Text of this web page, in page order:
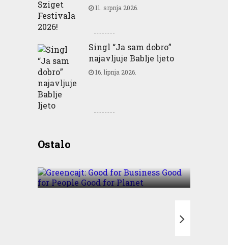
11. srpnja 2026.
Singl “Ja sam dobro”
najavljuje Bablje ljeto
16. lipnja 2026.
OstaloBusiness Good for People